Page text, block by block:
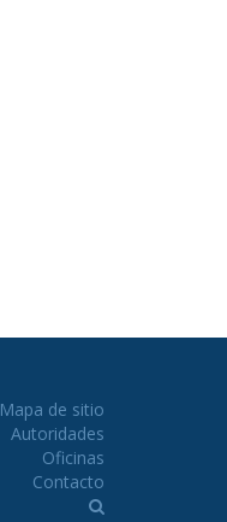
Mapa de sitio
Autoridades
Oficinas
Contacto